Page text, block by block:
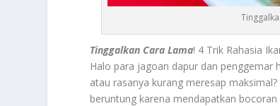
Tinggalkan Cara Lama! 4 Trik Rahasia
Halo para jagoan dapur dan penggemar
atau rasanya kurang meresap maksimal?
beruntung karena mendapatkan